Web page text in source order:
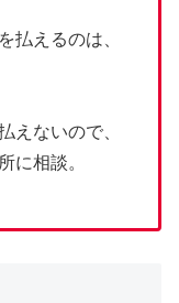
払えるのは、
えないので、
に相談。